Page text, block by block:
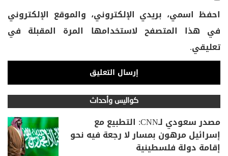
احفظ اسمي، بريدي الإلكتروني، والموقع الإلكتروني
في هذا المتصفح لاستخدامها المرة المقبلة في
تعليقي.
كواليس وأحداث
مصدر سعودي لـCNN: التطبيع مع
إسرائيل مرهون بمسار لا رجعة فيه نحو
إقامة دولة فلسطينية